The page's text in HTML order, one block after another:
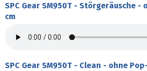
SPC Gear SM950T - Störgeräusche -
cm
SPC Gear SM950T - Clean - ohne